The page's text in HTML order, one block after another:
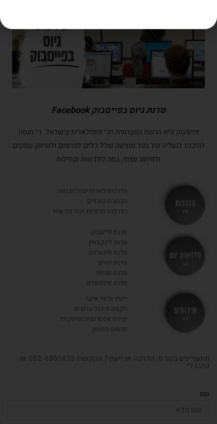
סדנת גיוס בפייסבוק Facebook
פייסבוק היא הרשת החברתית הכי פופולארית בישראל. די מנסה
להיכנס לנעליה של גוגל ומציעה שלל כלים לפרסום ולשיווק עסקים
ולמיתוג עצמי, במה לחדשות וקהילות
הדרכות לארגונים ולחברות
הכשרת עובדים
הדרכות פרטיות אחד על אחד
סדנת פייסבוק
סדנת לינקדאין
סדנת פינטרסט
סדנת יוטיוב
סדנת טוויטר
סדנת אינסטגרם
ייעוץ וליווי אישי
הקמה וניהול ערוצים
יצירת אסטרטגיה שיווקית
פרסום ממומן
מתעניינים בקורס, הדרכה או ייעוץ? התקשרו 052-6351675 או
כתבו לי
שם